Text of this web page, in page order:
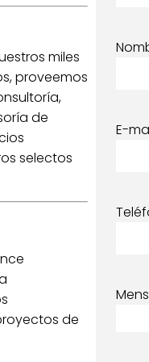
miles
proveemos
de
selectos
de
E-